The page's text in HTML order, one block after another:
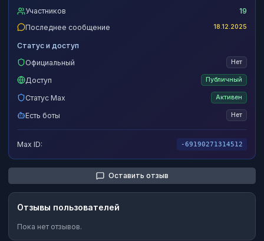
Участников
19
Последнее сообщение
18.12.2025
Статус и доступ
Официальный
Нет
Доступ Публичный
Статус Max Активен
Есть боты Нет
Max ID: -69190271314512
Оставить отзыв
Отзывы пользователей
Пока нет отзывов.